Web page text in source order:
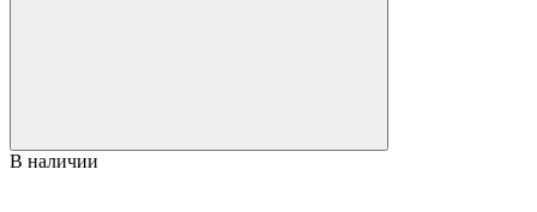
В наличии